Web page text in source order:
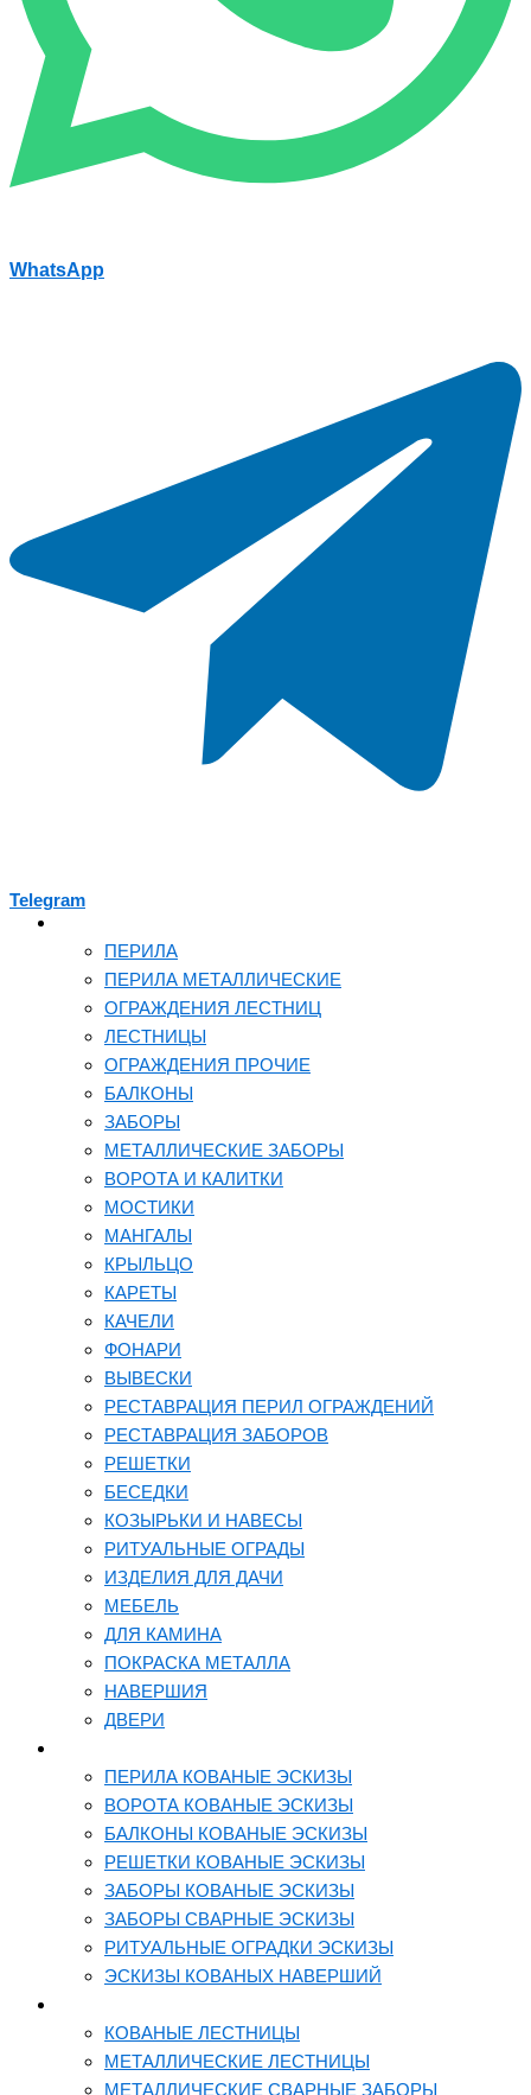
WhatsApp
Telegram
ПЕРИЛА
ПЕРИЛА МЕТАЛЛИЧЕСКИЕ
ОГРАЖДЕНИЯ ЛЕСТНИЦ
ЛЕСТНИЦЫ
ОГРАЖДЕНИЯ ПРОЧИЕ
БАЛКОНЫ
ЗАБОРЫ
МЕТАЛЛИЧЕСКИЕ ЗАБОРЫ
ВОРОТА И КАЛИТКИ
МОСТИКИ
МАНГАЛЫ
КРЫЛЬЦО
КАРЕТЫ
КАЧЕЛИ
ФОНАРИ
ВЫВЕСКИ
РЕСТАВРАЦИЯ ПЕРИЛ ОГРАЖДЕНИЙ
РЕСТАВРАЦИЯ ЗАБОРОВ
РЕШЕТКИ
БЕСЕДКИ
КОЗЫРЬКИ И НАВЕСЫ
РИТУАЛЬНЫЕ ОГРАДЫ
ИЗДЕЛИЯ ДЛЯ ДАЧИ
МЕБЕЛЬ
ДЛЯ КАМИНА
ПОКРАСКА МЕТАЛЛА
НАВЕРШИЯ
ДВЕРИ
ПЕРИЛА КОВАНЫЕ ЭСКИЗЫ
ВОРОТА КОВАНЫЕ ЭСКИЗЫ
БАЛКОНЫ КОВАНЫЕ ЭСКИЗЫ
РЕШЕТКИ КОВАНЫЕ ЭСКИЗЫ
ЗАБОРЫ КОВАНЫЕ ЭСКИЗЫ
ЗАБОРЫ СВАРНЫЕ ЭСКИЗЫ
РИТУАЛЬНЫЕ ОГРАДКИ ЭСКИЗЫ
ЭСКИЗЫ КОВАНЫХ НАВЕРШИЙ
КОВАНЫЕ ЛЕСТНИЦЫ
МЕТАЛЛИЧЕСКИЕ ЛЕСТНИЦЫ
МЕТАЛЛИЧЕСКИЕ СВАРНЫЕ ЗАБОРЫ